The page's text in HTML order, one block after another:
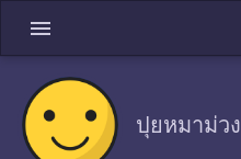
menu
ปุยหมาม่วง